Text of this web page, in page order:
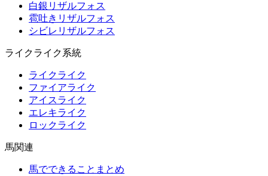
白銀リザルフォス
雹吐きリザルフォス
シビレリザルフォス
ライクライク系統
ライクライク
ファイアライク
アイスライク
エレキライク
ロックライク
馬関連
馬でできることまとめ